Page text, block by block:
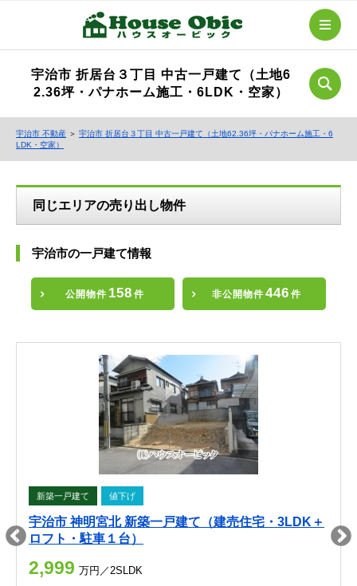
宇治市 折居台３丁目 中古一戸建て（土地6
2.36坪・パナホーム施工・6LDK・空家）
宇治市 不動産 ＞ 宇治市 折居台３丁目 中古一戸建て（土地62.36坪・パナホーム施工・6
LDK・空家）
同じエリアの売り出し物件
宇治市の一戸建て情報
公開物件 158 件 非公開物件 446 件
新築一戸建て 値下げ
宇治市 神明宮北 新築一戸建て（建売住宅・3LDK＋
ロフト・駐車１台）
2,999 万円／2SLDK